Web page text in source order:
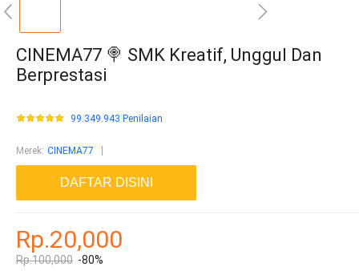
CINEMA77 🍭 SMK Kreatif, Unggul Dan
Berprestasi
99.349.943 Penilaian
Merek: CINEMA77
DAFTAR DISINI
Rp.20,000
Rp.100,000 -80%